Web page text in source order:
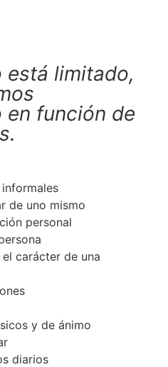
está limitado,
función de
de uno mismo
personal
carácter de una
y de ánimo
diarios